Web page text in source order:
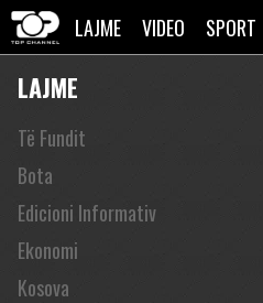
LAJME VIDEO SPORT
LAJME
Të Fundit
Bota
Edicioni Informativ
Ekonomi
Kosova